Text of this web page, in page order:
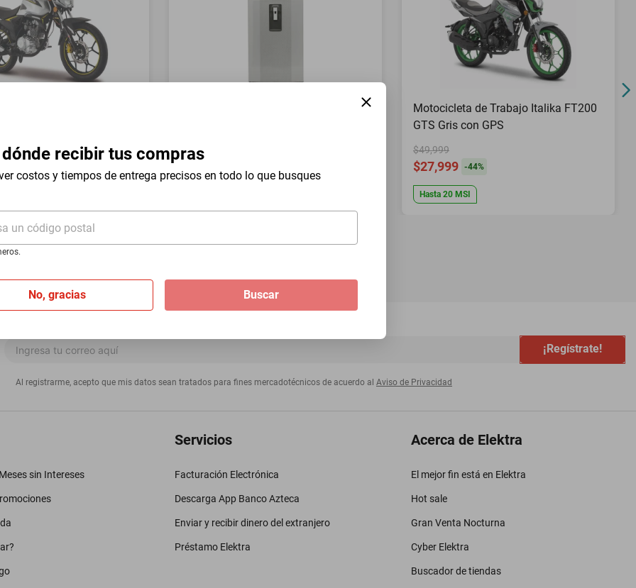
dónde recibir tus compras
costos y tiempos de entrega precisos en todo lo que busques
un código postal
No, gracias Buscar
$19,999
Motocicleta de Trabajo Italika FT200
GTS Gris con GPS
$49,999
$27,999 -44%
Hasta 20 MSI
¡Regístrate!
Al registrarme, acepto que mis datos sean tratados para fines mercadotécnicos de acuerdo al Aviso de Privacidad
sin Intereses
Servicios
Facturación Electrónica
Descarga App Banco Azteca
Enviar y recibir dinero del extranjero
Préstamo Elektra
Acerca de Elektra
El mejor fin está en Elektra
Hot sale
Gran Venta Nocturna
Cyber Elektra
Buscador de tiendas